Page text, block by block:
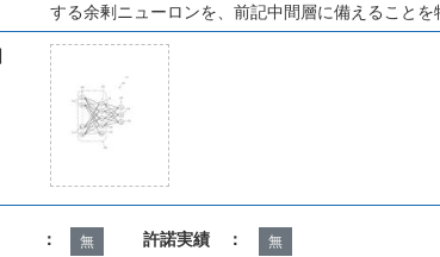
する余剰ニューロンを、前記中間層に備えることを
： 無 許諾実績 ： 無